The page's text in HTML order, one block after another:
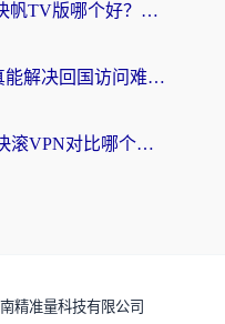
海外党必看：斧牛和快帆TV版哪个好？3分钟选对回国加速器，无缝刷B站、追热剧
海外党必看：yy vpn真能解决回国访问难题？附云极initap测评+免费方案对比
穿梭VPN好用吗？和快滚VPN对比哪个回国效果更好？海外党选回国加速器必看指南
精准量科技有限公司